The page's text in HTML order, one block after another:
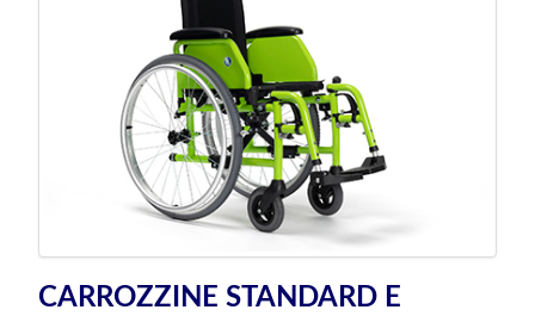
CARROZZINE STANDARD E